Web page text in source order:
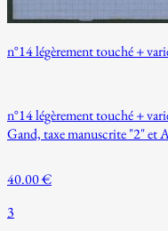
n°14 légèrement touché +
n°14 légèrement touché +
Gand, taxe manuscrite "2"
40.00 €
3